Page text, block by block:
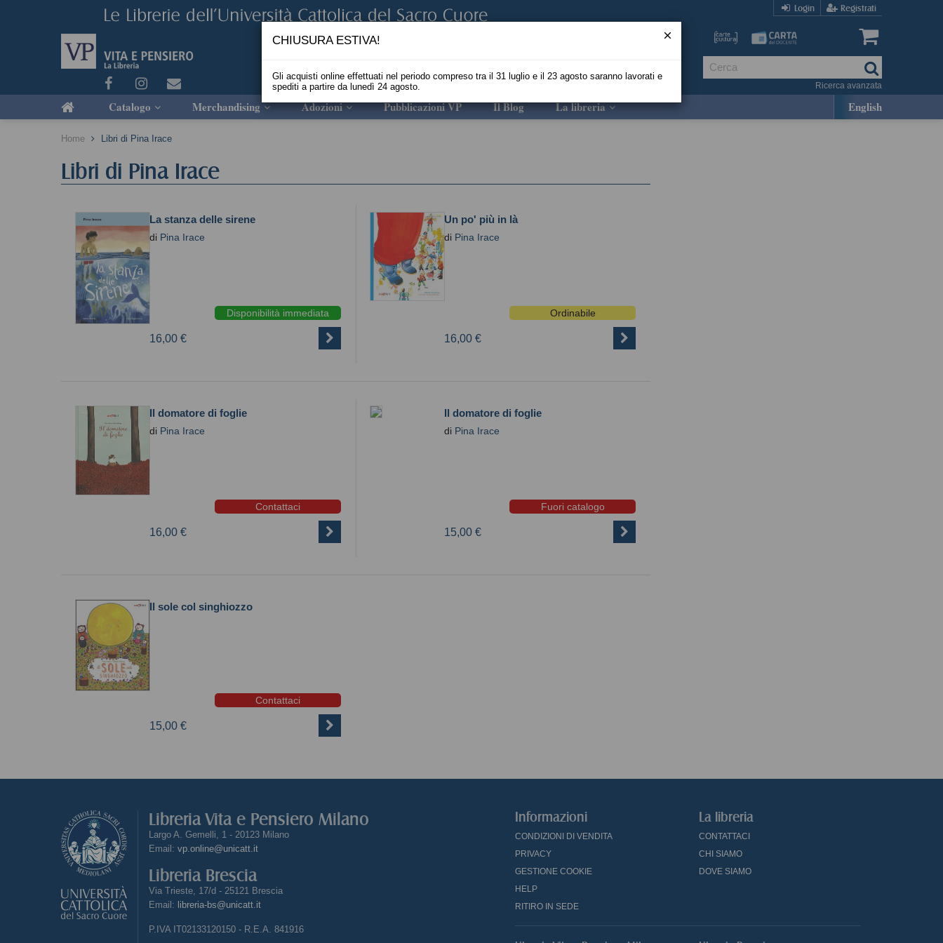
Login Registrati
Ricerca avanzata
Catalogo Merchandising Adozioni Pubblicazioni VP Il Blog La libreria English
Home Libri di Pina Irace
Libri di Pina Irace
La stanza delle sirene
di Pina Irace
Disponibilità immediata
16,00 €
Un po' più in là
di Pina Irace
Ordinabile
16,00 €
Il domatore di foglie
di Pina Irace
Contattaci
16,00 €
Il domatore di foglie
di Pina Irace
Fuori catalogo
15,00 €
Il sole col singhiozzo
Contattaci
15,00 €
Libreria Vita e Pensiero Milano
Largo A. Gemelli, 1 - 20123 Milano
Email: vp.online@unicatt.it
Libreria Brescia
Via Trieste, 17/d - 25121 Brescia
Email: libreria-bs@unicatt.it
P.IVA IT02133120150 - R.E.A. 841916
Informazioni
CONDIZIONI DI VENDITA
PRIVACY
GESTIONE COOKIE
HELP
RITIRO IN SEDE
La libreria
CONTATTACI
CHI SIAMO
DOVE SIAMO
CHIUSURA ESTIVA!
Gli acquisti online effettuati nel periodo compreso tra il 31 luglio e il 23 agosto saranno lavorati e
spediti a partire da lunedì 24 agosto.